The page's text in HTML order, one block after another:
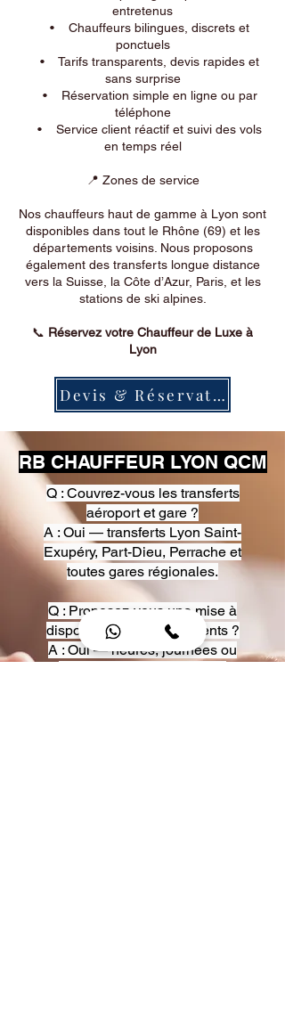
entretenus
• Chauffeurs bilingues, discrets et
ponctuels
• Tarifs transparents, devis rapides et
sans surprise
• Réservation simple en ligne ou par
téléphone
• Service client réactif et suivi des vols
en temps réel
📍 Zones de service
Nos chauffeurs haut de gamme à Lyon sont
disponibles dans tout le Rhône (69) et les
départements voisins. Nous proposons
également des transferts longue distance
vers la Suisse, la Côte d’Azur, Paris, et les
stations de ski alpines.
📞 Réservez votre Chauffeur de Luxe à
Lyon
Devis & Réservation
RB CHAUFFEUR LYON QCM
Q : Couvrez-vous les transferts
aéroport et gare ?
A : Oui — transferts Lyon Saint-
Exupéry, Part-Dieu, Perrache et
toutes gares régionales.
Q : Proposez-vous une mise à
disposition pour événements ?
A : Oui — heures, journées ou